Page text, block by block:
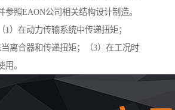
参照EAON公司相关结构设计制造。
1）在动力传输系统中传递扭矩；
当离合器和传递扭矩；（3）在工况时
用。